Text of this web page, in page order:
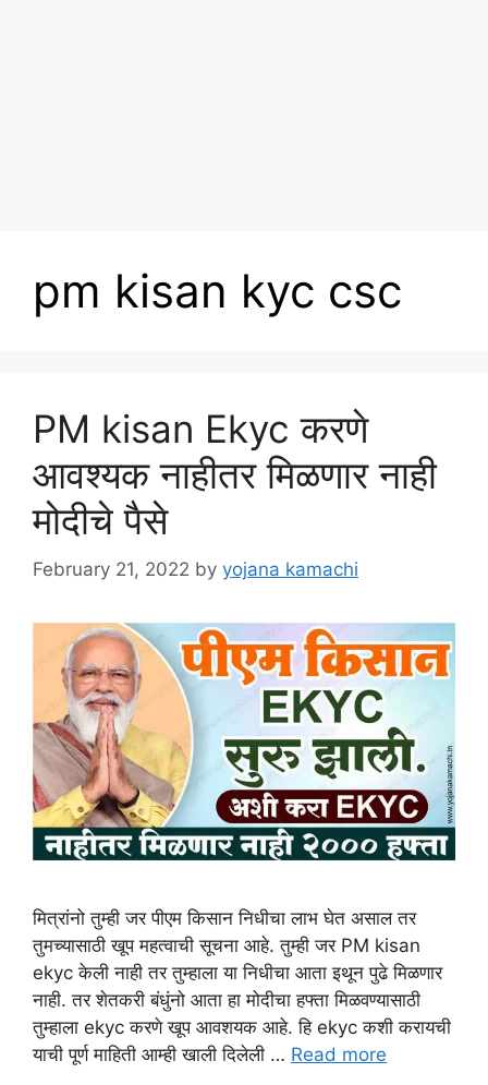
pm kisan kyc csc
PM kisan Ekyc करणे
आवश्यक नाहीतर मिळणार नाही
मोदीचे पैसे
February 21, 2022 by yojana kamachi
मित्रांनो तुम्ही जर पीएम किसान निधीचा लाभ घेत असाल तर
तुमच्यासाठी खूप महत्वाची सूचना आहे. तुम्ही जर PM kisan
ekyc केली नाही तर तुम्हाला या निधीचा आता इथून पुढे मिळणार
नाही. तर शेतकरी बंधुंनो आता हा मोदीचा हफ्ता मिळवण्यासाठी
तुम्हाला ekyc करणे खूप आवशयक आहे. हि ekyc कशी करायची
याची पूर्ण माहिती आम्ही खाली दिलेली … Read more